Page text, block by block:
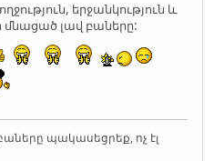
երջանկություն և
մնացած լավ բաները:
պակասեցրեք, ոչ էլ